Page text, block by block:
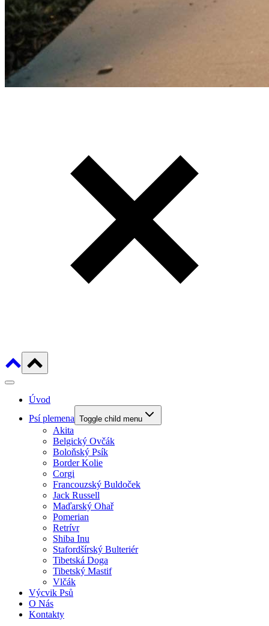
Úvod
Psí plemena Toggle child menu
Akita
Belgický Ovčák
Boloňský Psík
Border Kolie
Corgi
Francouzský Buldoček
Jack Russell
Maďarský Ohař
Pomerian
Retrívr
Shiba Inu
Stafordšírský Bulteriér
Tibetská Doga
Tibetský Mastif
Vlčák
Výcvik Psů
O Nás
Kontakty